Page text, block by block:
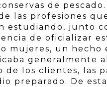
de
las profesiones
estudiando, junto
de oficializar
mujeres, un hecho
generalmente
los clientes, las
preparado. De